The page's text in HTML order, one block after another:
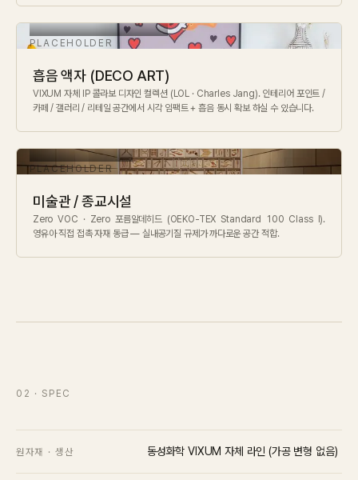
흡음 액자 (DECO ART)
VIXUM 자체 IP 콜라보 디자인 컬렉션 (LOL · Charles Jang). 인테리어 포인트 /
카페 / 갤러리 / 리테일 공간에서 시각 임팩트 + 흡음 동시 확보 하실 수 있습니다.
미술관 / 종교시설
Zero VOC · Zero 포름알데히드 (OEKO-TEX Standard 100 Class I).
영유아 직접 접촉 자재 동급 — 실내공기질 규제가 까다로운 공간 적합.
02 · SPEC
원자재 · 생산 동성화학 VIXUM 자체 라인 (가공 변형 없음)